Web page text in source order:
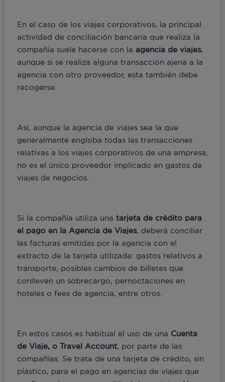
En el caso de los viajes corporativos, la principal
actividad de conciliación bancaria que realiza la
compañía suele hacerse con la agencia de viajes,
aunque si se realiza alguna transacción ajena a la
agencia con otro proveedor, esta también debe
recogerse.
Así, aunque la agencia de viajes sea la que
generalmente engloba todas las transacciones
relativas a los viajes corporativos de una empresa,
no es el único proveedor implicado en gastos de
viajes de negocios.
Si la compañía utiliza una tarjeta de crédito para
el pago en la Agencia de Viajes, deberá conciliar
las facturas emitidas por la agencia con el
extracto de la tarjeta utilizada: gastos relativos a
transporte, posibles cambios de billetes que
conlleven un sobrecargo, pernoctaciones en
hoteles o fees de agencia, entre otros.
En estos casos es habitual el uso de una Cuenta
de Viaje, o Travel Account, por parte de las
compañías. Se trata de una tarjeta de crédito, sin
plástico, para el pago en agencias de viajes que